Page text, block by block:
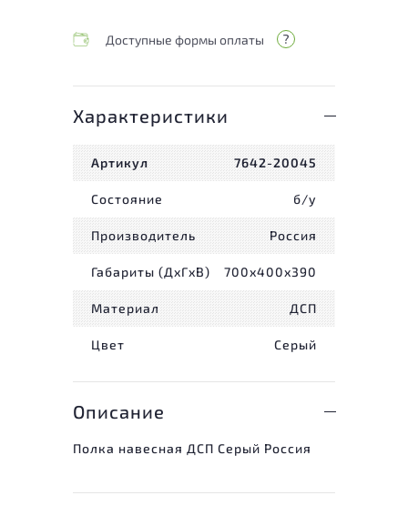
Доступные формы оплаты
Характеристики
Артикул 7642-20045
Состояние б/у
Производитель Россия
Габариты (ДxГxВ) 700x400x390
Материал ДСП
Цвет Серый
Описание
Полка навесная ДСП Серый Россия